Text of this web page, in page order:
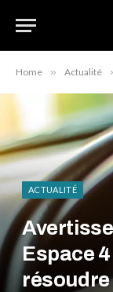
Home » Actualité
ACTUALITÉ
Espace